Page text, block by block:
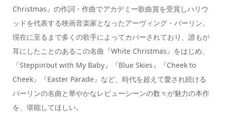
Christmas』の作詞・作曲でアカデミー歌曲賞を受賞しハリウ
ッドを代表する映画音楽家となったアーヴィング・バーリン。
現在に至るまで多くの歌手によってカバーされており、誰もが
耳にしたことのあるこの名曲『White Christmas』をはじめ、
『Steppin’out with My Baby』『Blue Skies』『Cheek to
Cheek』『Easter Parade』など、時代を超えて愛され続ける
バーリンの名曲と華やかなレビューシーンの数々が魅力の本作
を、堪能してほしい。